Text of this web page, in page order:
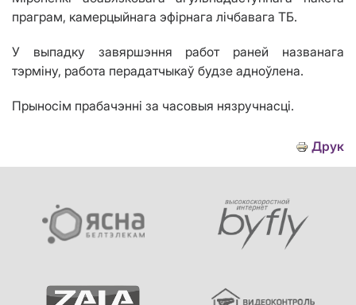
праграм, камерцыйнага эфірнага лічбавага ТБ.
У выпадку завяршэння работ раней названага
тэрміну, работа перадатчыкаў будзе адноўлена.
Прыносім прабачэнні за часовыя нязручнасці.
Друк